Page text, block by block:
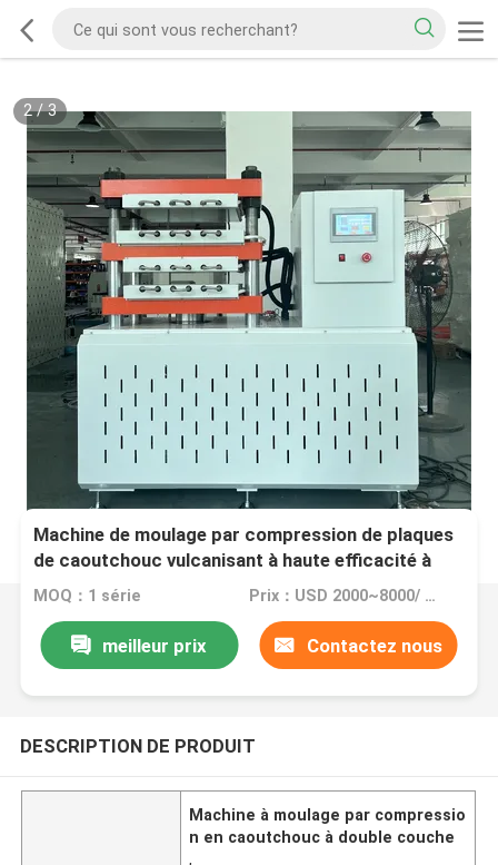
2/3
Machine de moulage par compression de plaques
de caoutchouc vulcanisant à haute efficacité à
300 degrés Celsius
MOQ：1 série Prix：USD 2000~8000/ per set
meilleur prix Contactez nous
DESCRIPTION DE PRODUIT
Machine à moulage par compressio
n en caoutchouc à double couche
,